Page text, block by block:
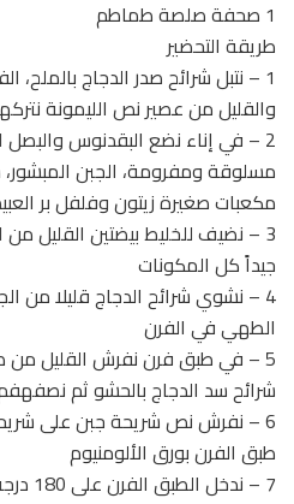
1 صحفة صلصة طماطم
طريقة التحضير
1 – نتبل شرائح صدر الدجاج بالملح،
والقليل من عصير نص الليمونة نتركهم
2 – في إناء نضع البقدنوس
مسلوقة ومفرومة، الجبن
مكعبات صغيرة زيتون وفلفل بر
3 – نضيف للخليط بيضتين القليل
جيداً كل المكونات
4 – نشوي شرائح الدجاج قليلا من
الطهي في الفرن
5 – في طبق فرن نفرش القليل
شرائح سد الدجاج بالحشو ثم
6 – نفرش نص شريحة جبن على
طبق الفرن بورق الألومنيوم
7 – ندخل الطبق الفرن على 180 درجة مدة 45 دقيقة